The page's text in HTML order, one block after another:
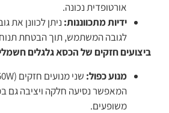
אורטופדית נכונה.
ידיות מתכווננות: ניתן לכוונן את
לגובה המשתמש, תוך הבטחת תנוחה
ביצועים חזקים של הכסא גלגלים
מנוע כפול:
המאפשר נסיעה חלקה ויציבה גם
משופעים.